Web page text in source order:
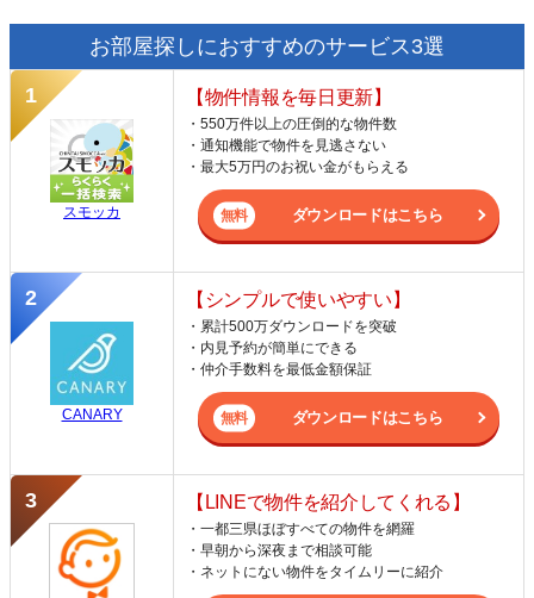
お部屋探しにおすすめのサービス3選
スモッカ
【物件情報を毎日更新】
・550万件以上の圧倒的な物件数
・通知機能で物件を見逃さない
・最大5万円のお祝い金がもらえる
ダウンロードはこちら
CANARY
【シンプルで使いやすい】
・累計500万ダウンロードを突破
・内見予約が簡単にできる
・仲介手数料を最低金額保証
ダウンロードはこちら
【LINEで物件を紹介してくれる】
・一都三県ほぼすべての物件を網羅
・早朝から深夜まで相談可能
・ネットにない物件をタイムリーに紹介